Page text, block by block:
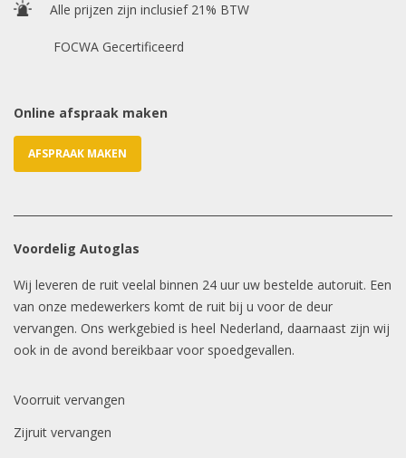
E-mailadres *
Alle prijzen zijn inclusief 21% BTW
FOCWA Gecertificeerd
Online afspraak maken
AFSPRAAK MAKEN
Voordelig Autoglas
Wij leveren de ruit veelal binnen 24 uur uw bestelde autoruit. Een
van onze medewerkers komt de ruit bij u voor de deur
vervangen. Ons werkgebied is heel Nederland, daarnaast zijn wij
ook in de avond bereikbaar voor spoedgevallen.
Voorruit vervangen
Zijruit vervangen